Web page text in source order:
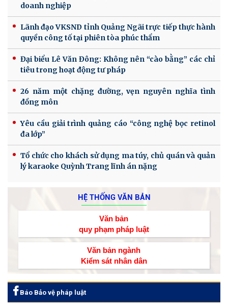
doanh nghiệp
Lãnh đạo VKSND tỉnh Quảng Ngãi trực tiếp thực hành
quyền công tố tại phiên tòa phúc thẩm
Đại biểu Lê Văn Đông: Không nên “cào bằng” các chỉ
tiêu trong hoạt động tư pháp
26 năm một chặng đường, vẹn nguyên nghĩa tình
đồng môn
Yêu cầu giải trình quảng cáo “công nghệ bọc retinol
đa lớp”
Tổ chức cho khách sử dụng ma túy, chủ quán và quản
lý karaoke Quỳnh Trang lĩnh án nặng
HỆ THỐNG VĂN BẢN
Văn bản
quy phạm pháp luật
Văn bản ngành
Kiểm sát nhân dân
Báo Bảo vệ pháp luật